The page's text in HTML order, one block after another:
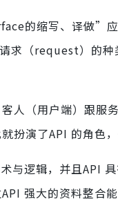
的缩写、译做”应
求（request）的
人（用户端）跟服
扮演了API 的角色
与逻辑，并且API
强大的资料整合